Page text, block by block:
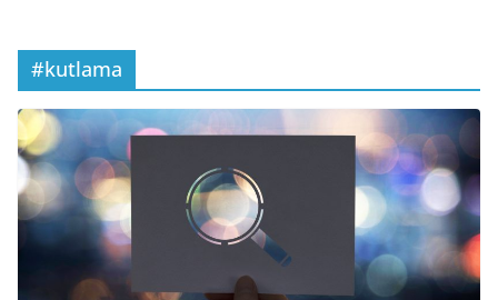
#kutlama